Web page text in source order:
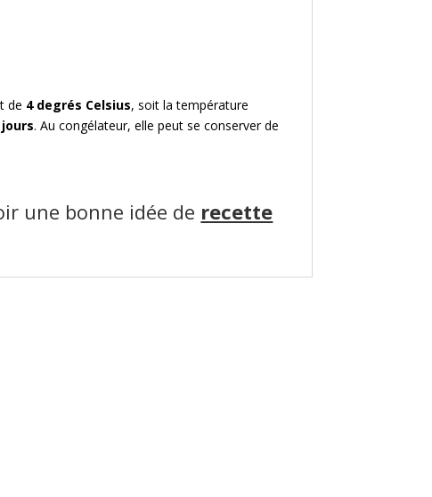
de 4 degrés Celsius, soit la température
. Au congélateur, elle peut se conserver de
une bonne idée de recette